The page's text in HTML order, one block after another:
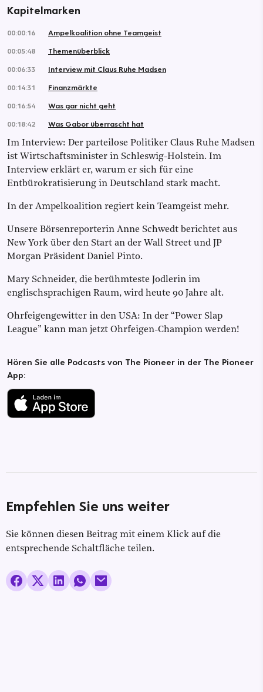
Kapitelmarken
00:00:16
Ampelkoalition ohne Teamgeist
00:05:48
Themenüberblick
00:06:33
Interview mit Claus Ruhe Madsen
00:14:31
Finanzmärkte
00:16:54
Was gar nicht geht
00:18:42
Was Gabor überrascht hat
Im Interview: Der parteilose Politiker Claus Ruhe Madsen
ist Wirtschaftsminister in Schleswig-Holstein. Im
Interview erklärt er, warum er sich für eine
Entbürokratisierung in Deutschland stark macht.
In der Ampelkoalition regiert kein Teamgeist mehr.
Unsere Börsenreporterin Anne Schwedt berichtet aus
New York über den Start an der Wall Street und JP
Morgan Präsident Daniel Pinto.
Mary Schneider, die berühmteste Jodlerin im
englischsprachigen Raum, wird heute 90 Jahre alt.
Ohrfeigengewitter in den USA: In der “Power Slap
League” kann man jetzt Ohrfeigen-Champion werden!
Hören Sie alle Podcasts von The Pioneer in der The Pioneer
App:
Empfehlen Sie uns weiter
Sie können diesen Beitrag mit einem Klick auf die
entsprechende Schaltfläche teilen.